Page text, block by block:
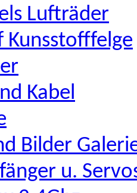
Lufträder
Kunsstofffelge
Kabel
Bilder
u.